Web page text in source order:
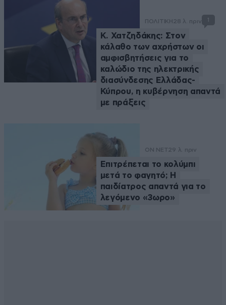
ΠΟΛΙΤΙΚΗ 28 λ. πριν 1
Κ. Χατζηδάκης: Στον
κάλαθο των αχρήστων οι
αμφισβητήσεις για το
καλώδιο της ηλεκτρικής
διασύνδεσης Ελλάδας-
Κύπρου, η κυβέρνηση απαντά
με πράξεις
ON NET29 λ. πριν
Επιτρέπεται το κολύμπι
μετά το φαγητό; Η
παιδίατρος απαντά για το
λεγόμενο «3ωρο»